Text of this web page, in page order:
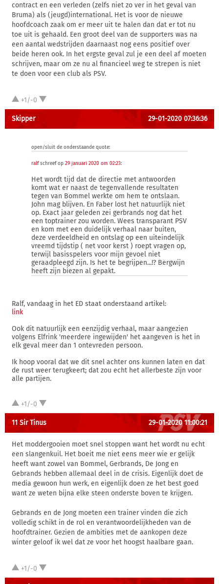
contract en een verleden (zelfs niet zo ver in het geval van
Bruma) als (jeugd)international. Het is voor de nieuwe
hoofdcoach zaak om er meer uit te halen dan dat er tot nu
toe uit is gehaald. Een groot deel van de supporters was na
een aantal wedstrijden daarnaast nog eens positief over
beide heren ook. In het ergste geval zul je een deel af moeten
schrijven, maar om ze nu al financieel weg te strepen is niet
te doen voor een club als PSV.
+1/-0
Skipper 29-01-2020 07:36:36
open/sluit de onderstaande quote:
ralfschreef op 29 januari 2020 om 02:23:
Het wordt tijd dat de directie met antwoorden
komt wat er naast de tegenvallende resultaten
tegen van Bommel werkte om hem te ontslaan.
John mag blijven. En Faber lost het natuurlijk niet
op. Exact jaar geleden zei gerbrands nog dat het
een toptrainer zou worden. Wees transparant PSV
en kom met een duidelijk verhaal naar buiten,
deze verdeeldheid en ontslag op een uiteindelijk
vreemd tijdstip ( net voor kerst ) roept vragen op,
terwijl basisspelers voor mijn gevoel niet
geraadpleegd zijn. Is het te begrijpen...!? Bergwijn
heeft zijn biezen al gepakt.
Ralf, vandaag in het ED staat onderstaand artikel:
link
Ook dit natuurlijk een eenzijdig verhaal, maar aangezien
volgens Elfrink 'meerdere ingewijden' het aangeven is het in
elk geval meer dan 1 ontevreden persoon.
Ik hoop vooral dat we dit snel achter ons kunnen laten en dat
de rust weer terugkeert; dat zou echt het allerbeste zijn voor
alle partijen.
+1/-0
11 Sir Tinus 29-01-2020 11:00:21
Het moddergooien moet snel stoppen want het wordt nu echt
een slangenkuil. Het boeit me niet eens meer wie er gelijk
heeft want zowel van Bommel, Gerbrands, De Jong en
Gebrands hebben allemaal deel in de crisis. Eigenlijk doet de
media gewoon hun werk, en eigenlijk doen ze het best goed
want ze weten bijna elke steen onderste boven te krijgen.
Gebrands en de Jong moeten een trainer vinden die zich
volledig schikt in de rol en verantwoordelijkheden van de
hoofdtrainer. Gezien de ambities met de aankopen deze
winter geloof ik wel dat ze voor het hoogst haalbare gaan.
+1/-0